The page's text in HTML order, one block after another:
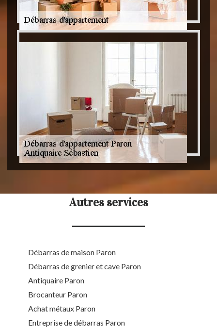
Autres services
Débarras de maison Paron
Débarras de grenier et cave Paron
Antiquaire Paron
Brocanteur Paron
Achat métaux Paron
Entreprise de débarras Paron